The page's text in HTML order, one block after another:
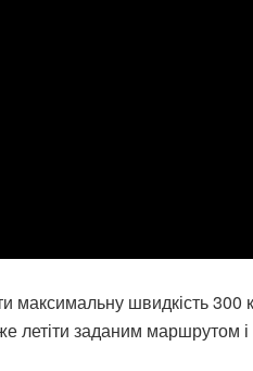
максимальну швидкість 300
летіти заданим маршрутом